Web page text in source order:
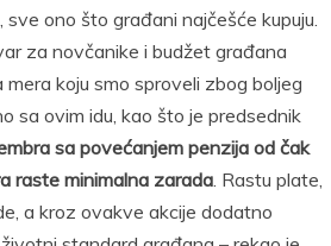
ono što građani najčešće kupuju.
za novčanike i budžet građana
mera koju smo sproveli zbog boljeg
sa ovim idu, kao što je predsednik
sa povećanjem penzija od čak
raste minimalna zarada. Rastu plate,
a kroz ovakve akcije dodatno